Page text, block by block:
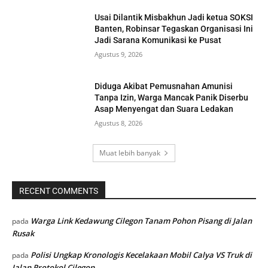
Usai Dilantik Misbakhun Jadi ketua SOKSI
Banten, Robinsar Tegaskan Organisasi Ini
Jadi Sarana Komunikasi ke Pusat
Agustus 9, 2026
Diduga Akibat Pemusnahan Amunisi
Tanpa Izin, Warga Mancak Panik Diserbu
Asap Menyengat dan Suara Ledakan
Agustus 8, 2026
Muat lebih banyak
RECENT COMMENTS
pada Warga Link Kedawung Cilegon Tanam Pohon Pisang di Jalan
Rusak
pada Polisi Ungkap Kronologis Kecelakaan Mobil Calya VS Truk di